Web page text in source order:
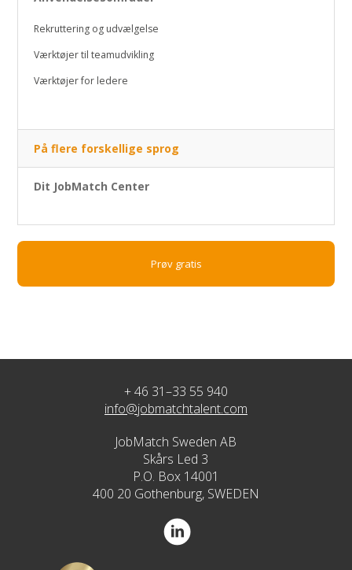
Rekruttering og udvælgelse
Værktøjer til teamudvikling
Værktøjer for ledere
På flere forskellige sprog
Dit JobMatch Center
Prøv gratis
+ 46 31–33 55 940
info@jobmatchtalent.com
JobMatch Sweden AB
Skårs Led 3
P.O. Box 14001
400 20 Gothenburg, SWEDEN